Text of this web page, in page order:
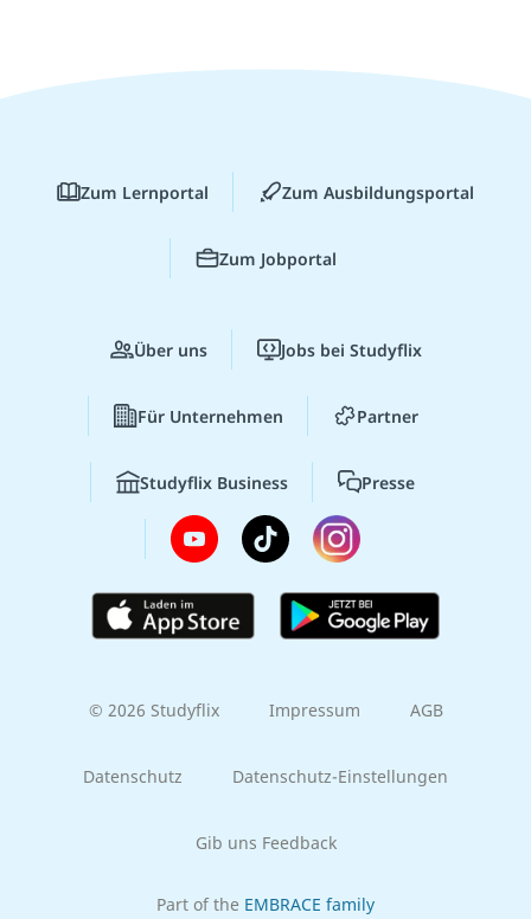
Zum Lernportal Zum Ausbildungsportal
Zum Jobportal
Über uns Jobs bei Studyflix
Für Unternehmen Partner
Studyflix Business Presse
© 2026 Studyflix Impressum AGB
Datenschutz Datenschutz-Einstellungen
Gib uns Feedback
Part of the EMBRACE family